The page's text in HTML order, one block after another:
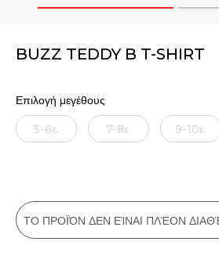
1
BUZZ TEDDY B T-SHIRT
Επιλογή μεγέθους
5-6ε. 7-8ε. 9-10ε.
ΤΟ ΠΡΟΪΌΝ ΔΕΝ ΕΊΝΑΙ ΠΛΈΟΝ